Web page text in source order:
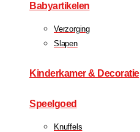
Babyartikelen
Verzorging
Slapen
Kinderkamer & Decoratie
Speelgoed
Knuffels